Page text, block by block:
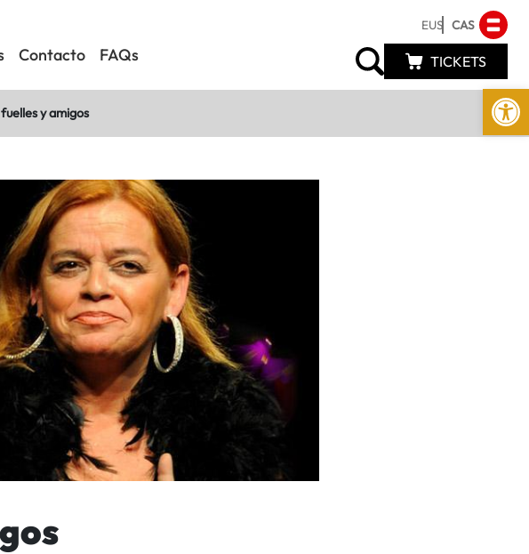
Abrir
Contacto FAQs
EUS CAS
TICKETS
y amigos